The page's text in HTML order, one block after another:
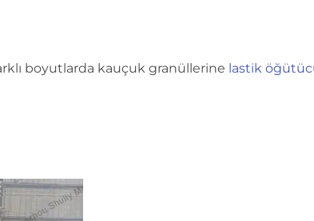
boyutlarda kauçuk granüllerine lastik